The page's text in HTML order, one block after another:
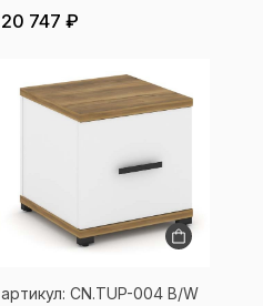
20 747 ₽
артикул: CN.TUP-004 B/W